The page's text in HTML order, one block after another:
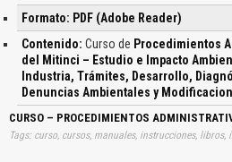
Formato: PDF (Adobe Reader)
Contenido: Curso de Procedimientos
del Mitinci – Estudio e Impacto
Industria, Trámites, Desarrollo,
Denuncias Ambientales y
CURSO – PROCEDIMIENTOS